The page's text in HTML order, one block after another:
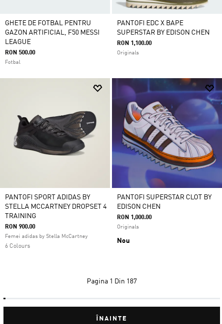
GHETE DE FOTBAL PENTRU
GAZON ARTIFICIAL, F50 MESSI
LEAGUE
RON 500.00
Fotbal
PANTOFI EDC X BAPE
SUPERSTAR BY EDISON CHEN
RON 1,100.00
Originals
PANTOFI SPORT ADIDAS BY
STELLA MCCARTNEY DROPSET 4
TRAINING
RON 900.00
Femei adidas by Stella McCartney
6 Colours
PANTOFI SUPERSTAR CLOT BY
EDISON CHEN
RON 1,000.00
Originals
Nou
Pagina 1 Din 187
ÎNAINTE